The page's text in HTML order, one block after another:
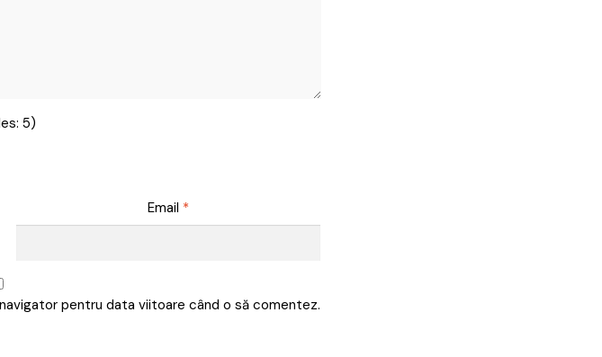
5)
Email *
pentru data viitoare când o să comentez.